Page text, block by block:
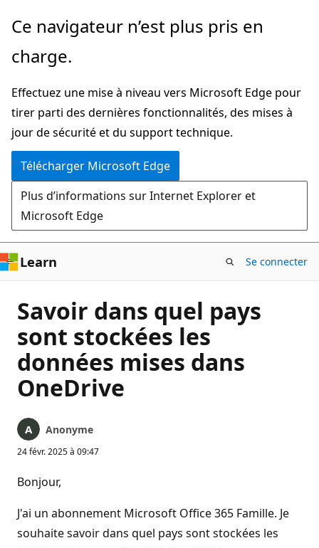
Passer
directement
au
principal
Ce navigateur n’est plus pris en
charge.
Effectuez une mise à niveau vers Microsoft Edge pour
tirer parti des dernières fonctionnalités, des mises à
jour de sécurité et du support technique.
Télécharger Microsoft Edge
Plus d’informations sur Internet Explorer et
Microsoft Edge
Learn Se connecter
Savoir dans quel pays
sont stockées les
données mises dans
OneDrive
Anonyme
24 févr. 2025 à 09:47
Bonjour,
J'ai un abonnement Microsoft Office 365 Famille. Je
souhaite savoir dans quel pays sont stockées les